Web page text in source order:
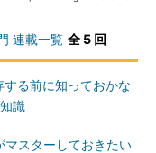
連載一覧 全 5 回
る前に知っておかな
識
マスターしておきたい